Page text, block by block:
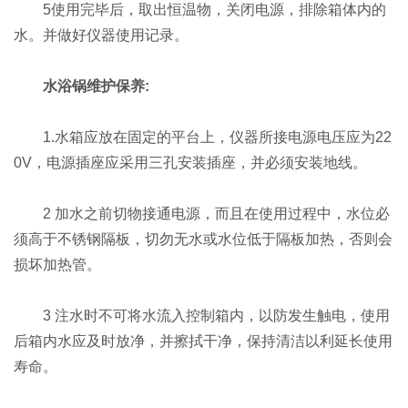
5使用完毕后，取出恒温物，关闭电源，排除箱体内的
水。并做好仪器使用记录。
水浴锅维护保养:
1.水箱应放在固定的平台上，仪器所接电源电压应为22
0V，电源插座应采用三孔安装插座，并必须安装地线。
2 加水之前切物接通电源，而且在使用过程中，水位必
须高于不锈钢隔板，切勿无水或水位低于隔板加热，否则会
损坏加热管。
3 注水时不可将水流入控制箱内，以防发生触电，使用
后箱内水应及时放净，并擦拭干净，保持清洁以利延长使用
寿命。